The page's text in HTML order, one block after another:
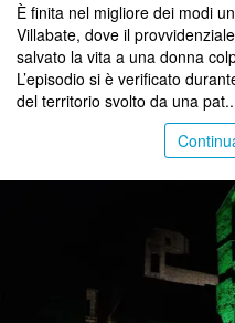
È finita nel migliore dei modi
Villabate, dove il
salvato la vita a una donna
L’episodio si è verificato
del territorio svolto da una